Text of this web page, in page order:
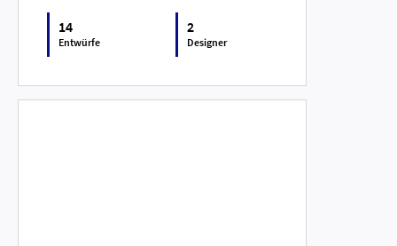
14
Entwürfe
2
Designer